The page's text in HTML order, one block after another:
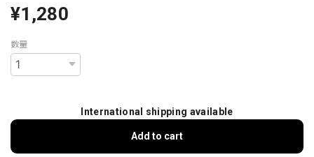
¥1,280
数量
International shipping available
Add to cart